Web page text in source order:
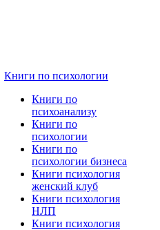
Книги по психологии
Книги по
психоанализу
Книги по
психологии
Книги по
психологии бизнеса
Книги психология
женский клуб
Книги психология
НЛП
Книги психология